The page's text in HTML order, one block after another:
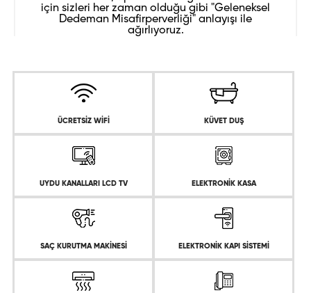
için sizleri her zaman olduğu gibi "Geleneksel
Dedeman Misafirperverliği" anlayışı ile
ağırlıyoruz.
ÜCRETSİZ WİFİ KÜVET DUŞ
UYDU KANALLARI LCD TV ELEKTRONİK KASA
SAÇ KURUTMA MAKİNESİ ELEKTRONİK KAPI SİSTEMİ